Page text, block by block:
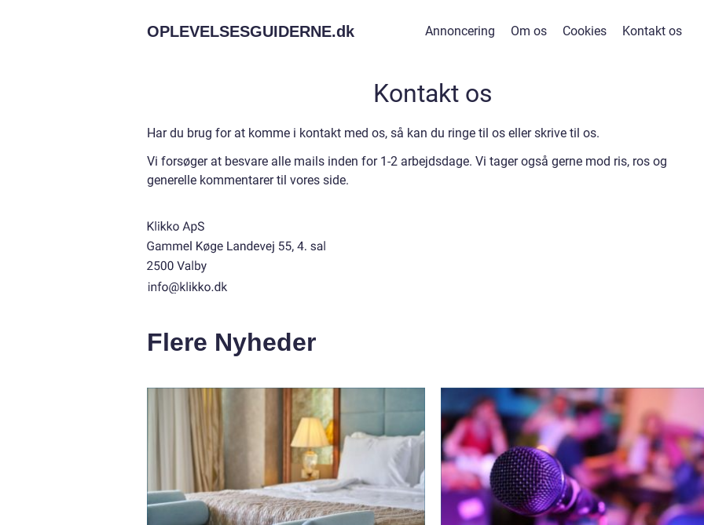
OPLEVELSESGUIDERNE.dk Annoncering Om os Cookies Kontakt os
Kontakt os
Har du brug for at komme i kontakt med os, så kan du ringe til os eller skrive til os.
Vi forsøger at besvare alle mails inden for 1-2 arbejdsdage. Vi tager også gerne mod ris, ros og
generelle kommentarer til vores side.
Flere Nyheder